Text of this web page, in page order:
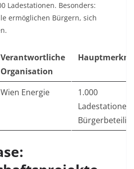
Ladestationen. Besonders:
ermöglichen Bürgern, sich
Verantwortliche
Organisation
Wien Energie
1.000
Ladestationen,